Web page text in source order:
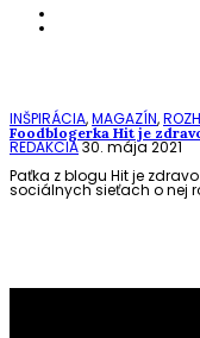
INŠPIRÁCIA,MAGAZÍN,
Foodblogerka Hit je
REDAKCIA30. mája 2021
Paťka z blogu Hit je
sociálnych sieťach o nej